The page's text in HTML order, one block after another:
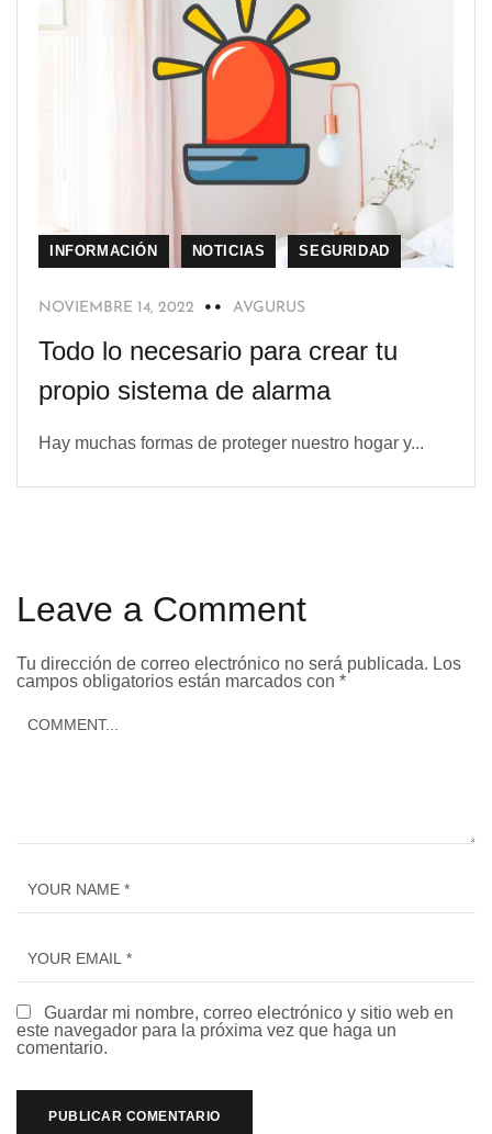
INFORMACIÓN NOTICIAS SEGURIDAD
NOVIEMBRE 14, 2022 AVGURUS
Todo lo necesario para crear tu
propio sistema de alarma
Hay muchas formas de proteger nuestro hogar y...
Leave a Comment
Tu dirección de correo electrónico no será publicada. Los
campos obligatorios están marcados con *
Guardar mi nombre, correo electrónico y sitio web en
este navegador para la próxima vez que haga un
comentario.